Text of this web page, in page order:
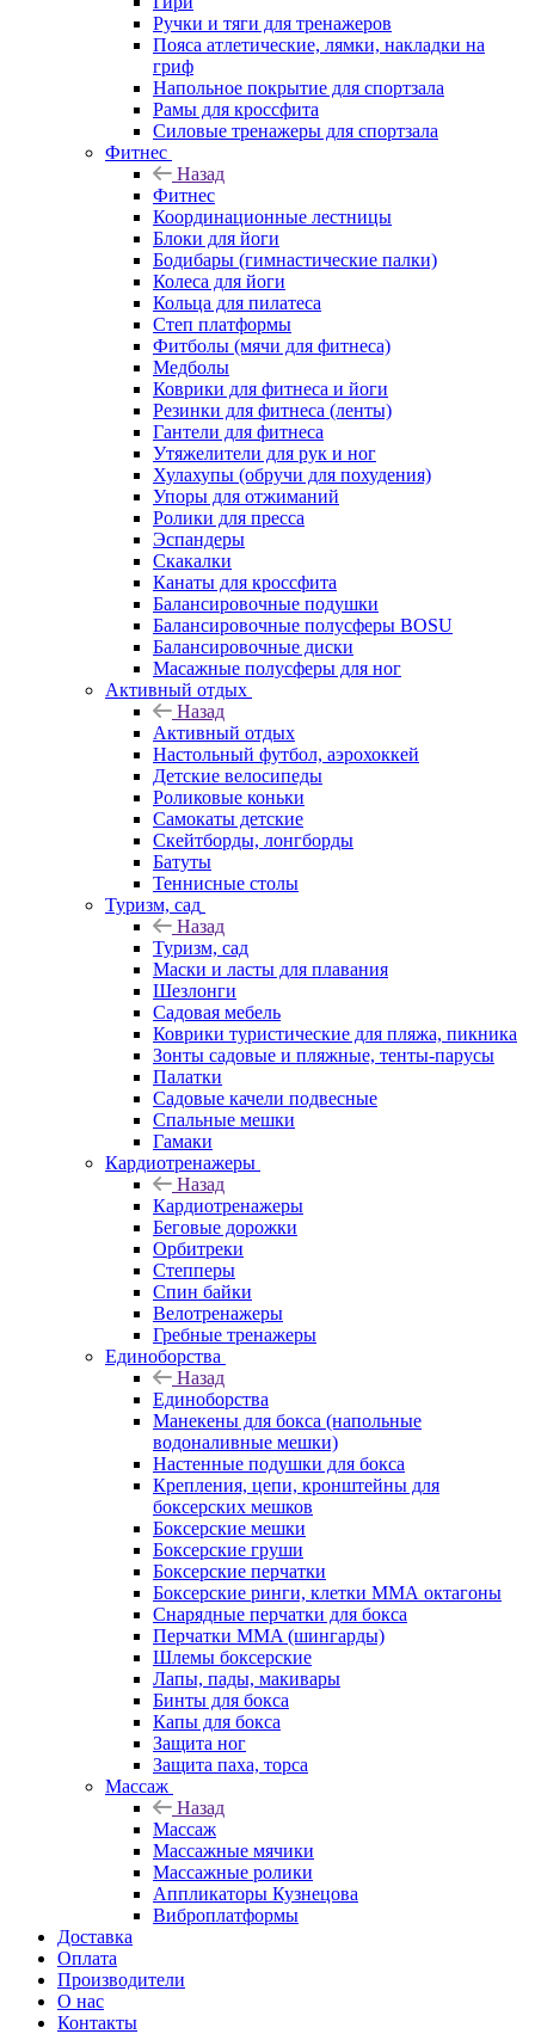
Ручки и тяги для тренажеров
Пояса атлетические, лямки, накладки на
гриф
Напольное покрытие для спортзала
Рамы для кроссфита
Силовые тренажеры для спортзала
Фитнес
Назад
Фитнес
Координационные лестницы
Блоки для йоги
Бодибары (гимнастические палки)
Колеса для йоги
Кольца для пилатеса
Степ платформы
Фитболы (мячи для фитнеса)
Медболы
Коврики для фитнеса и йоги
Резинки для фитнеса (ленты)
Гантели для фитнеса
Утяжелители для рук и ног
Хулахупы (обручи для похудения)
Упоры для отжиманий
Ролики для пресса
Эспандеры
Скакалки
Канаты для кроссфита
Балансировочные подушки
Балансировочные полусферы BOSU
Балансировочные диски
Масажные полусферы для ног
Активный отдых
Назад
Активный отдых
Настольный футбол, аэрохоккей
Детские велосипеды
Роликовые коньки
Самокаты детские
Скейтборды, лонгборды
Батуты
Теннисные столы
Туризм, сад
Назад
Туризм, сад
Маски и ласты для плавания
Шезлонги
Садовая мебель
Коврики туристические для пляжа, пикника
Зонты садовые и пляжные, тенты-парусы
Палатки
Садовые качели подвесные
Спальные мешки
Гамаки
Кардиотренажеры
Назад
Кардиотренажеры
Беговые дорожки
Орбитреки
Степперы
Спин байки
Велотренажеры
Гребные тренажеры
Единоборства
Назад
Единоборства
Манекены для бокса (напольные
водоналивные мешки)
Настенные подушки для бокса
Крепления, цепи, кронштейны для
боксерских мешков
Боксерские мешки
Боксерские груши
Боксерские перчатки
Боксерские ринги, клетки ММА октагоны
Снарядные перчатки для бокса
Перчатки MMA (шингарды)
Шлемы боксерские
Лапы, пады, макивары
Бинты для бокса
Капы для бокса
Защита ног
Защита паха, торса
Массаж
Назад
Массаж
Массажные мячики
Массажные ролики
Аппликаторы Кузнецова
Виброплатформы
Доставка
Оплата
Производители
О нас
Контакты